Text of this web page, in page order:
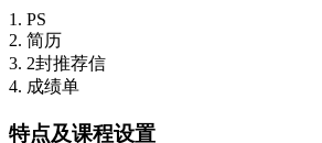
1. PS
2. 简历
3. 2封推荐信
4. 成绩单
特点及课程设置